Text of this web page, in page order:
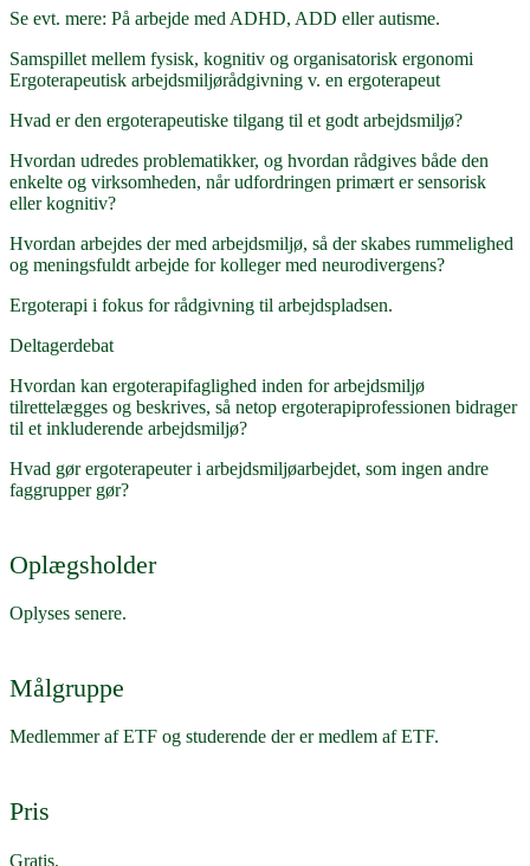
Se evt. mere: På arbejde med ADHD, ADD eller autisme.
Samspillet mellem fysisk, kognitiv og organisatorisk ergonomi
Ergoterapeutisk arbejdsmiljørådgivning v. en ergoterapeut
Hvad er den ergoterapeutiske tilgang til et godt arbejdsmiljø?
Hvordan udredes problematikker, og hvordan rådgives både den
enkelte og virksomheden, når udfordringen primært er sensorisk
eller kognitiv?
Hvordan arbejdes der med arbejdsmiljø, så der skabes rummelighed
og meningsfuldt arbejde for kolleger med neurodivergens?
Ergoterapi i fokus for rådgivning til arbejdspladsen.
Deltagerdebat
Hvordan kan ergoterapifaglighed inden for arbejdsmiljø
tilrettelægges og beskrives, så netop ergoterapiprofessionen bidrager
til et inkluderende arbejdsmiljø?
Hvad gør ergoterapeuter i arbejdsmiljøarbejdet, som ingen andre
faggrupper gør?
Oplægsholder
Oplyses senere.
Målgruppe
Medlemmer af ETF og studerende der er medlem af ETF.
Pris
Gratis.